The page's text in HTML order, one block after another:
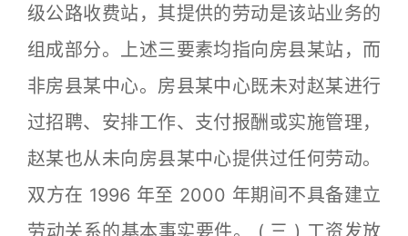
级公路收费站，其提供的劳动是该站业务的
组成部分。上述三要素均指向房县某站，而
非房县某中心。房县某中心既未对赵某进行
过招聘、安排工作、支付报酬或实施管理，
赵某也从未向房县某中心提供过任何劳动。
双方在 1996 年至 2000 年期间不具备建立
劳动关系的基本事实要件。 ( 三 ) 工资发放